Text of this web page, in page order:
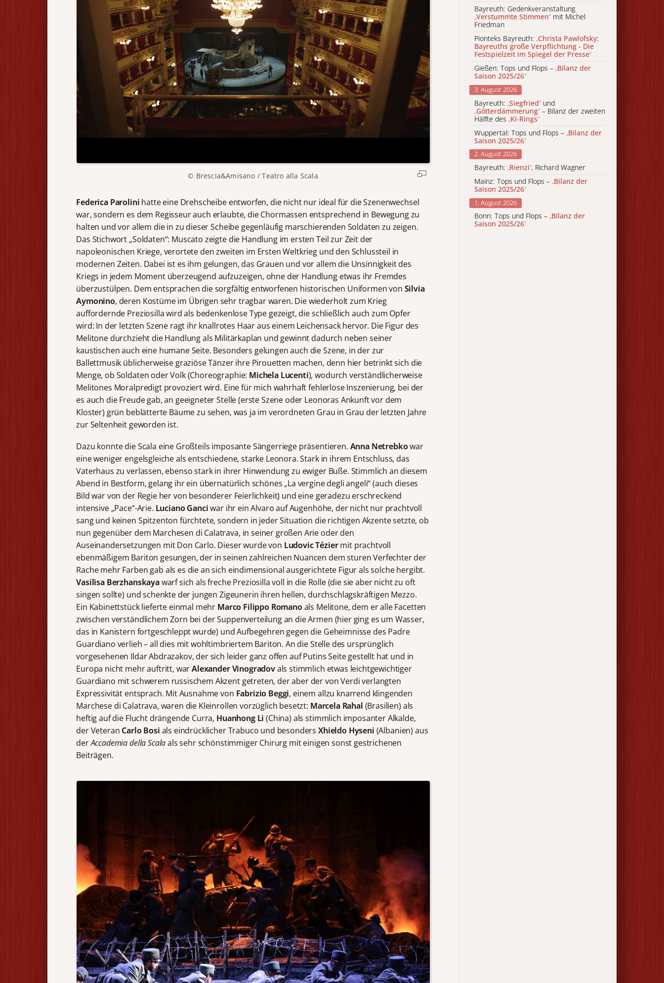
© Brescia&Amisano / Teatro alla Scala
Federica Parolini hatte eine Drehscheibe entworfen, die nicht nur ideal für die Szenenwechsel
war, sondern es dem Regisseur auch erlaubte, die Chormassen entsprechend in Bewegung zu
halten und vor allem die in zu dieser Scheibe gegenläufig marschierenden Soldaten zu zeigen.
Das Stichwort „Soldaten“: Muscato zeigte die Handlung im ersten Teil zur Zeit der
napoleonischen Kriege, verortete den zweiten im Ersten Weltkrieg und den Schlussteil in
modernen Zeiten. Dabei ist es ihm gelungen, das Grauen und vor allem die Unsinnigkeit des
Kriegs in jedem Moment überzeugend aufzuzeigen, ohne der Handlung etwas ihr Fremdes
überzustülpen. Dem entsprachen die sorgfältig entworfenen historischen Uniformen von Silvia
Aymonino, deren Kostüme im Übrigen sehr tragbar waren. Die wiederholt zum Krieg
auffordernde Preziosilla wird als bedenkenlose Type gezeigt, die schließlich auch zum Opfer
wird: In der letzten Szene ragt ihr knallrotes Haar aus einem Leichensack hervor. Die Figur des
Melitone durchzieht die Handlung als Militärkaplan und gewinnt dadurch neben seiner
kaustischen auch eine humane Seite. Besonders gelungen auch die Szene, in der zur
Ballettmusik üblicherweise graziöse Tänzer ihre Pirouetten machen, denn hier betrinkt sich die
Menge, ob Soldaten oder Volk (Choreographie: Michela Lucenti), wodurch verständlicherweise
Melitones Moralpredigt provoziert wird. Eine für mich wahrhaft fehlerlose Inszenierung, bei der
es auch die Freude gab, an geeigneter Stelle (erste Szene oder Leonoras Ankunft vor dem
Kloster) grün beblätterte Bäume zu sehen, was ja im verordneten Grau in Grau der letzten Jahre
zur Seltenheit geworden ist.
Dazu konnte die Scala eine Großteils imposante Sängerriege präsentieren. Anna Netrebkowar
eine weniger engelsgleiche als entschiedene, starke Leonora. Stark in ihrem Entschluss, das
Vaterhaus zu verlassen, ebenso stark in ihrer Hinwendung zu ewiger Buße. Stimmlich an diesem
Abend in Bestform, gelang ihr ein übernatürlich schönes „La vergine degli angeli“ (auch dieses
Bild war von der Regie her von besonderer Feierlichkeit) und eine geradezu erschreckend
intensive „Pace“-Arie. Luciano Ganciwar ihr ein Alvaro auf Augenhöhe, der nicht nur prachtvoll
sang und keinen Spitzenton fürchtete, sondern in jeder Situation die richtigen Akzente setzte, ob
nun gegenüber dem Marchesen di Calatrava, in seiner großen Arie oder den
Auseinandersetzungen mit Don Carlo. Dieser wurde von Ludovic Téziermit prachtvoll
ebenmäßigem Bariton gesungen, der in seinen zahlreichen Nuancen dem sturen Verfechter der
Rache mehr Farben gab als es die an sich eindimensional ausgerichtete Figur als solche hergibt.
Vasilisa Berzhanskayawarf sich als freche Preziosilla voll in die Rolle (die sie aber nicht zu oft
singen sollte) und schenkte der jungen Zigeunerin ihren hellen, durchschlagskräftigen Mezzo.
Ein Kabinettstück lieferte einmal mehr Marco Filippo Romano als Melitone, dem er alle Facetten
zwischen verständlichem Zorn bei der Suppenverteilung an die Armen (hier ging es um Wasser,
das in Kanistern fortgeschleppt wurde) und Aufbegehren gegen die Geheimnisse des Padre
Guardiano verlieh – all dies mit wohltimbriertem Bariton. An die Stelle des ursprünglich
vorgesehenen Ildar Abdrazakov, der sich leider ganz offen auf Putins Seite gestellt hat und in
Europa nicht mehr auftritt, warAlexander Vinogradovals stimmlich etwas leichtgewichtiger
Guardiano mit schwerem russischem Akzent getreten, der aber der von Verdi verlangten
Expressivität entsprach. Mit Ausnahme von Fabrizio Beggi, einem allzu knarrend klingenden
Marchese di Calatrava, waren die Kleinrollen vorzüglich besetzt: Marcela Rahal (Brasilien) als
heftig auf die Flucht drängende Curra, Huanhong Li(China) als stimmlich imposanter Alkalde,
der Veteran Carlo Bosi als eindrücklicher Trabuco und besondersXhieldo Hyseni (Albanien) aus
derAccademia della Scalaals sehr schönstimmiger Chirurg mit einigen sonst gestrichenen
Beiträgen.
Bayreuth: Gedenkveranstaltung
„Verstummte Stimmen“ mit Michel
Friedman
Pionteks Bayreuth: „Christa Pawlofsky:
Bayreuths große Verpflichtung - Die
Festspielzeit im Spiegel der Presse“
Gießen: Tops und Flops – „Bilanz der
Saison 2025/26“
3. August 2026
Bayreuth: „Siegfried“ und
„Götterdämmerung“ – Bilanz der zweiten
Hälfte des „KI-Rings“
Wuppertal: Tops und Flops – „Bilanz der
Saison 2025/26“
2. August 2026
Bayreuth: „Rienzi“, Richard Wagner
Mainz: Tops und Flops – „Bilanz der
Saison 2025/26“
1. August 2026
Bonn: Tops und Flops – „Bilanz der
Saison 2025/26“